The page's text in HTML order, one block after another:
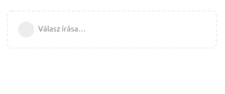
Válasz írása…